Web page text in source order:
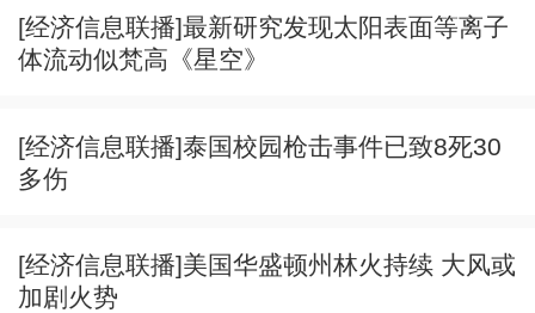
掃一掃下載 掃一掃關注 掃一掃關注
[经济信息联播]最新研究发现太阳表面等离子
体流动似梵高《星空》
[经济信息联播]泰国校园枪击事件已致8死30
多伤
[经济信息联播]美国华盛顿州林火持续 大风或
加剧火势